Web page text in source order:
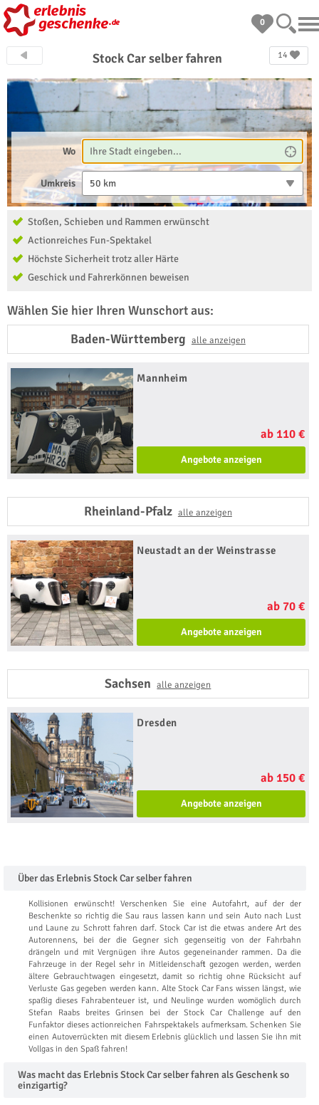
0
14
Stock Car selber fahren
Wo
Umkreis 50 km
Stoßen, Schieben und Rammen erwünscht
Actionreiches Fun-Spektakel
Höchste Sicherheit trotz aller Härte
Geschick und Fahrerkönnen beweisen
Wählen Sie hier Ihren Wunschort aus:
Baden-Württemberg alle anzeigen
Mannheim
ab 110 €
Angebote anzeigen
Rheinland-Pfalz alle anzeigen
Neustadt an der Weinstrasse
ab 70 €
Angebote anzeigen
Sachsenalle anzeigen
Dresden
ab 150 €
Angebote anzeigen
Über das Erlebnis Stock Car selber fahren
Kollisionen erwünscht! Verschenken Sie eine Autofahrt, auf der der
Beschenkte so richtig die Sau raus lassen kann und sein Auto nach Lust
und Laune zu Schrott fahren darf. Stock Car ist die etwas andere Art des
Autorennens, bei der die Gegner sich gegenseitig von der Fahrbahn
drängeln und mit Vergnügen ihre Autos gegeneinander rammen. Da die
Fahrzeuge in der Regel sehr in Mitleidenschaft gezogen werden, werden
ältere Gebrauchtwagen eingesetzt, damit so richtig ohne Rücksicht auf
Verluste Gas gegeben werden kann. Alte Stock Car Fans wissen längst, wie
spaßig dieses Fahrabenteuer ist, und Neulinge wurden womöglich durch
Stefan Raabs breites Grinsen bei der Stock Car Challenge auf den
Funfaktor dieses actionreichen Fahrspektakels aufmerksam. Schenken Sie
einen Autoverrückten mit diesem Erlebnis glücklich und lassen Sie ihn mit
Vollgas in den Spaß fahren!
Was macht das Erlebnis Stock Car selber fahren als Geschenk so
einzigartig?